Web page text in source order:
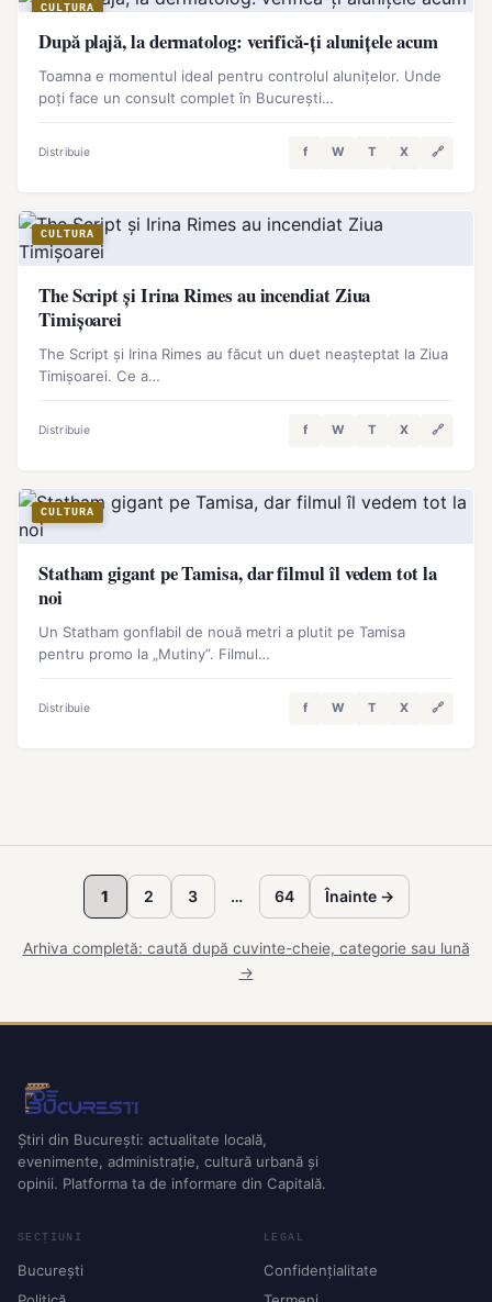
CULTURA
După plajă, la dermatolog: verifică-ți alunițele acum
Toamna e momentul ideal pentru controlul alunițelor. Unde
poți face un consult complet în București…
Distribuie f W T X 🔗
CULTURA
The Script și Irina Rimes au incendiat Ziua
Timișoarei
The Script și Irina Rimes au făcut un duet neașteptat la Ziua
Timișoarei. Ce a…
Distribuie f W T X 🔗
CULTURA
Statham gigant pe Tamisa, dar filmul îl vedem tot la
noi
Un Statham gonflabil de nouă metri a plutit pe Tamisa
pentru promo la „Mutiny”. Filmul…
Distribuie f W T X 🔗
1 2 3 … 64 Înainte →
Arhiva completă: caută după cuvinte-cheie, categorie sau lună
→
Știri din București: actualitate locală,
evenimente, administrație, cultură urbană și
opinii. Platforma ta de informare din Capitală.
SECȚIUNI
București
LEGAL
Confidențialitate